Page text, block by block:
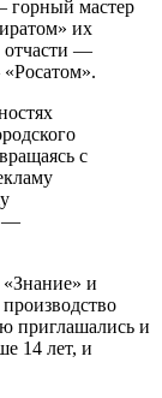
мастер
их
отчасти —
с
—
и
приглашались и
14 лет, и